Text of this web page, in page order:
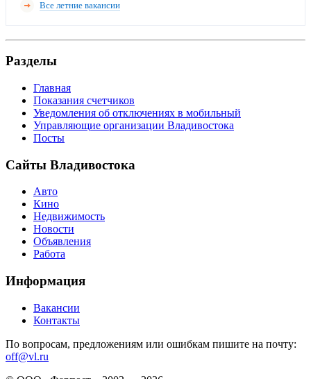
Все летние вакансии
Разделы
Главная
Показания счетчиков
Уведомления об отключениях в мобильный
Управляющие организации Владивостока
Посты
Сайты Владивостока
Авто
Кино
Недвижимость
Новости
Объявления
Работа
Информация
Вакансии
Контакты
По вопросам, предложениям или ошибкам пишите на почту:
off@vl.ru